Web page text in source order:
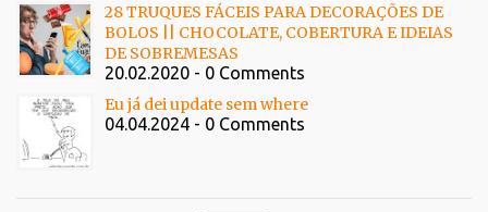
28 TRUQUES FÁCEIS PARA DECORAÇÕES DE
BOLOS || CHOCOLATE, COBERTURA E IDEIAS
DE SOBREMESAS
20.02.2020 - 0 Comments
Eu já dei update sem where
04.04.2024 - 0 Comments